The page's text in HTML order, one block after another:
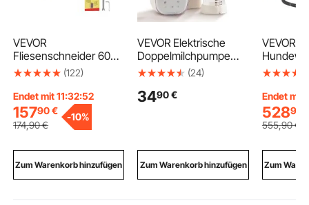
VEVOR
Fliesenschneider 600
mm,
ne mit Verschiebbarem
Schneidkopf &
Federbelasteter Basis,
Winkelanschlag,
Wolframkarbid-
Trennscheibe,
(122)
Endet mit 11:32:51
15790€
174,90€
-10%
Zum Warenkorb hinzufügen
VEVOR Elektrische
Doppelmilchpumpe
7W Brustpumpe
-280±20mmHg
leise Sorgenfreies
Abpumpen
(24)
3490 €
Zum Warenkorb hinzufügen
VEVOR
aus
Endet mit
52890
555,90€
Zum